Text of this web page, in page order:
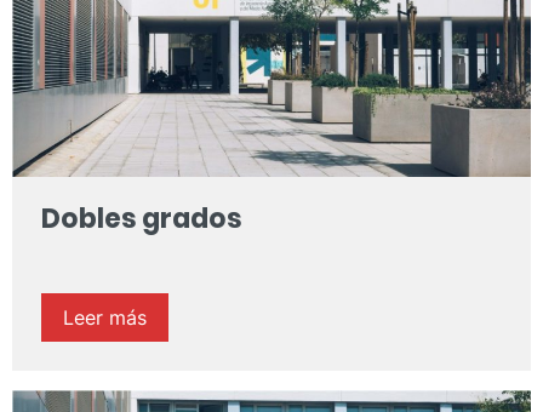
Dobles grados
Leer más